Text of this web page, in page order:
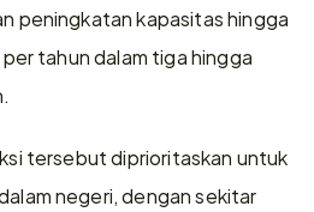
peningkatan kapasitas hingga
tahun dalam tiga hingga
tersebut diprioritaskan untuk
negeri, dengan sekitar